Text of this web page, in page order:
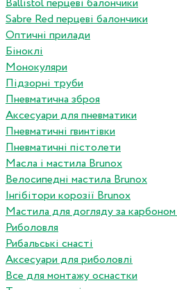
Ballistol перцеві балончики
Sabre Red перцеві балончики
Оптичні прилади
Біноклі
Монокуляри
Підзорні труби
Пневматична зброя
Аксесуари для пневматики
Пневматичні гвинтівки
Пневматичні пістолети
Масла і мастила Brunox
Велосипедні мастила Brunox
Інгібітори корозії Brunox
Мастила для догляду за
Риболовля
Рибальські снасті
Аксесуари для риболовлі
Все для монтажу оснастки